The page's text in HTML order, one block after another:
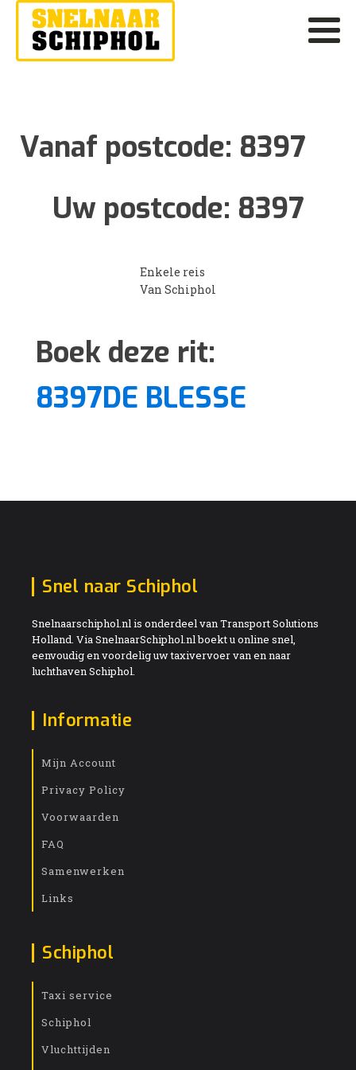
Vanaf postcode: 8397
Uw postcode: 8397
Enkele reis
Van Schiphol
Boek deze rit:
8397DE BLESSE
Snel naar Schiphol
Snelnaarschiphol.nl is onderdeel van Transport Solutions
Holland. Via SnelnaarSchiphol.nl boekt u online snel,
eenvoudig en voordelig uw taxivervoer van en naar
luchthaven Schiphol.
Informatie
Mijn Account
Privacy Policy
Voorwaarden
FAQ
Samenwerken
Links
Schiphol
Taxi service
Schiphol
Vluchttijden